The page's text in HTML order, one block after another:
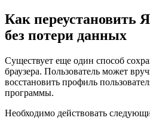
Как переустановить
без потери данных
Существует еще один способ
браузера. Пользователь может
восстановить профиль
программы.
Необходимо действовать